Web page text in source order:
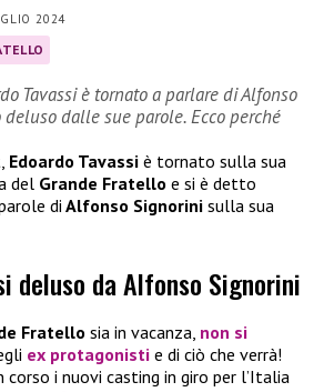
2024
Tavassi è tornato a parlare di Alfonso
dalle sue parole. Ecco perché
Edoardo Tavassi è tornato sulla sua
del Grande Fratello e si è detto
di Alfonso Signorini sulla sua
deluso da Alfonso Signorini
Fratello sia in vacanza, non si
ex protagonisti e di ciò che verrà!
i nuovi casting in giro per l’Italia